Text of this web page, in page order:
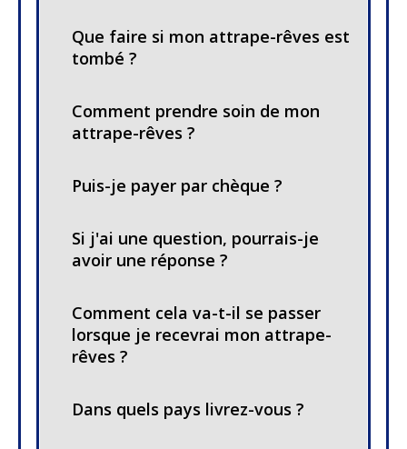
Que faire si mon attrape-rêves est
tombé ?
Comment prendre soin de mon
attrape-rêves ?
Puis-je payer par chèque ?
Si j'ai une question, pourrais-je
avoir une réponse ?
Comment cela va-t-il se passer
lorsque je recevrai mon attrape-
rêves ?
Dans quels pays livrez-vous ?